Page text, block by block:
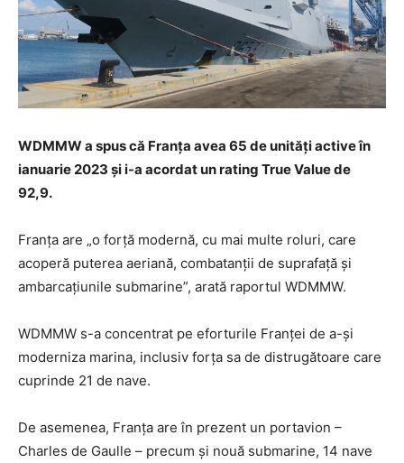
WDMMW a spus că Franța avea 65 de unități active în
ianuarie 2023 și i-a acordat un rating True Value de
92,9.
Franța are „o forță modernă, cu mai multe roluri, care
acoperă puterea aeriană, combatanții de suprafață și
ambarcațiunile submarine”, arată raportul WDMMW.
WDMMW s-a concentrat pe eforturile Franței de a-și
moderniza marina, inclusiv forța sa de distrugătoare care
cuprinde 21 de nave.
De asemenea, Franța are în prezent un portavion –
Charles de Gaulle – precum și nouă submarine, 14 nave